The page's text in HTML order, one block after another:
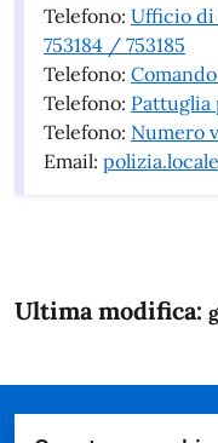
Telefono: Ufficio di
753184 / 753185
Telefono:
Telefono: Pattuglia
Telefono: Numero
Email:
Ultima modifica: